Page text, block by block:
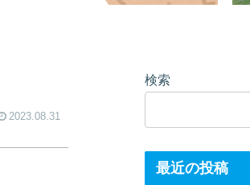
2023.08.31
検索
最近の投稿